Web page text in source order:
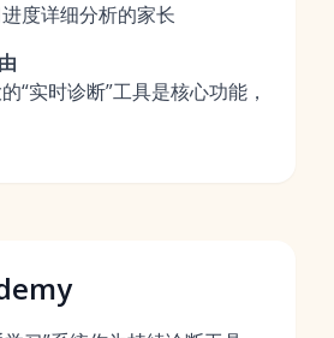
度详细分析的家长
“实时诊断”工具是核心功能，